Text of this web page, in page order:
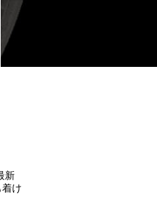
新
け